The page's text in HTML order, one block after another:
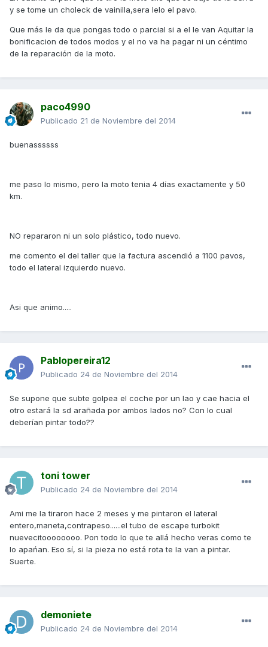
y se tome un choleck de vainilla,sera lelo el pavo.
Que más le da que pongas todo o parcial si a el le van Aquitar la
bonificacion de todos modos y el no va ha pagar ni un céntimo
de la reparación de la moto.
paco4990
Publicado 21 de Noviembre del 2014
buenassssss
me paso lo mismo, pero la moto tenia 4 días exactamente y 50
km.
NO repararon ni un solo plástico, todo nuevo.
me comento el del taller que la factura ascendió a 1100 pavos,
todo el lateral izquierdo nuevo.
Asi que animo.....
Pablopereira12
Publicado 24 de Noviembre del 2014
Se supone que subte golpea el coche por un lao y cae hacia el
otro estará la sd arañada por ambos lados no? Con lo cual
deberían pintar todo??
toni tower
Publicado 24 de Noviembre del 2014
Ami me la tiraron hace 2 meses y me pintaron el lateral
entero,maneta,contrapeso......el tubo de escape turbokit
nuevecitoooooooo. Pon todo lo que te allá hecho veras como te
lo apańan. Eso sí, si la pieza no está rota te la van a pintar.
Suerte.
demoniete
Publicado 24 de Noviembre del 2014